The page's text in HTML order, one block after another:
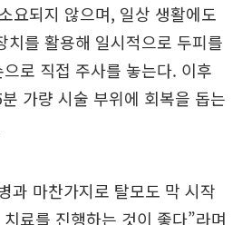
요되지 않으며, 일상 생활에도
치를 활용해 일시적으로 두피를
로 직접 주사를 놓는다. 이후
가량 시술 부위에 회복을 돕는
과 마찬가지로 탈모도 막 시작
료를 진행하는 것이 좋다”라며